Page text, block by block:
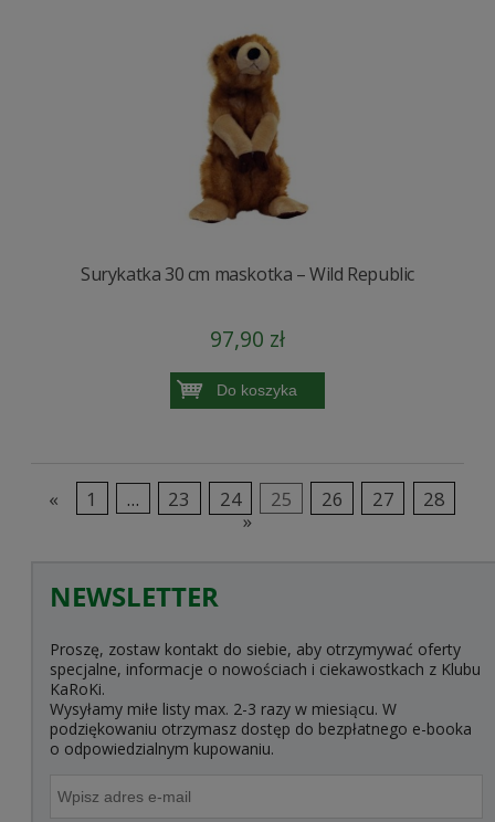
Surykatka 30 cm maskotka – Wild Republic
97,90 zł
Do koszyka
« 1 ... 23 24 25 26 27
28
»
NEWSLETTER
Proszę, zostaw kontakt do siebie, aby otrzymywać oferty
specjalne, informacje o nowościach i ciekawostkach z Klubu
KaRoKi.
Wysyłamy miłe listy max. 2-3 razy w miesiącu. W
podziękowaniu otrzymasz dostęp do bezpłatnego e-booka
o odpowiedzialnym kupowaniu.